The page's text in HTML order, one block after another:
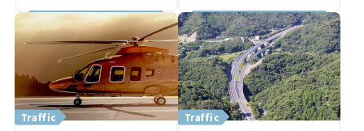
道路計画】
Traffic Traffic